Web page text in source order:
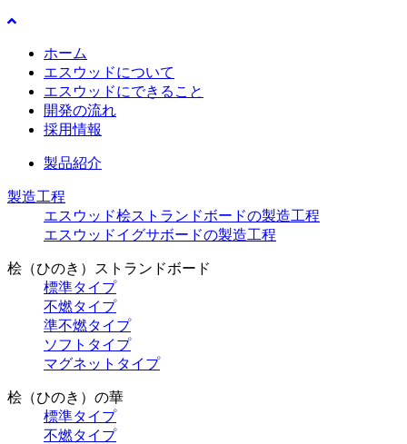
ホーム
エスウッドについて
エスウッドにできること
開発の流れ
採用情報
製品紹介
製造工程
エスウッド桧ストランドボードの製造工程
エスウッドイグサボードの製造工程
桧（ひのき）ストランドボード
標準タイプ
不燃タイプ
準不燃タイプ
ソフトタイプ
マグネットタイプ
桧（ひのき）の華
標準タイプ
不燃タイプ